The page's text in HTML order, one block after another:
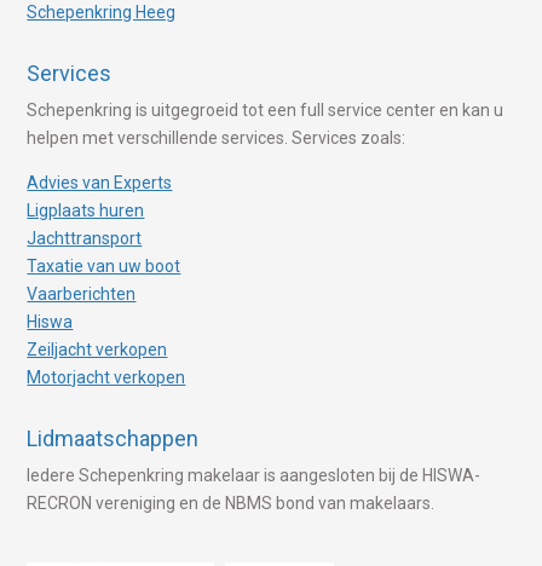
Schepenkring Heeg
Services
Schepenkring is uitgegroeid tot een full service center en kan u
helpen met verschillende services. Services zoals:
Advies van Experts
Ligplaats huren
Jachttransport
Taxatie van uw boot
Vaarberichten
Hiswa
Zeiljacht verkopen
Motorjacht verkopen
Lidmaatschappen
Iedere Schepenkring makelaar is aangesloten bij de HISWA-
RECRON vereniging en de NBMS bond van makelaars.